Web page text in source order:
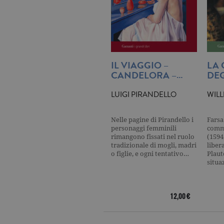
IL VIAGGIO –
CANDELORA –…
LUIGI PIRANDELLO
Nelle pagine di Pirandello i
personaggi femminili
rimangono fissati nel ruolo
tradizionale di mogli, madri
o figlie, e ogni tentativo…
12,00 €
LA
_ga
datr
.facebook.com
locale
.facebook.com
Nome Dominio
_fbp
oo
.facebook.com
.facebook.com